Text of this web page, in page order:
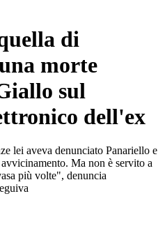
di
morte
sul
dell'ex
lei aveva denunciato Panariello e
Ma non è servito a
più volte", denuncia